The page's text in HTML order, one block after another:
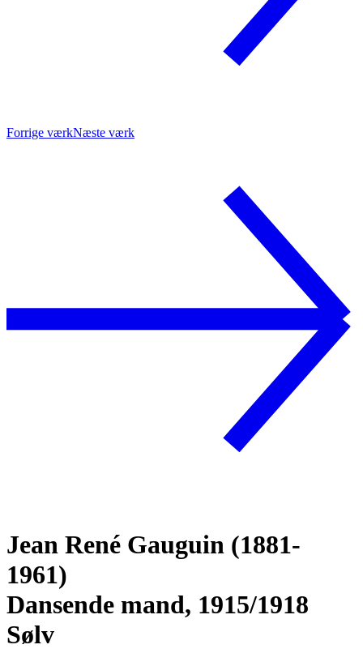
Forrige værkNæste værk
Jean René Gauguin (1881-
1961)
Dansende mand, 1915/1918
Sølv